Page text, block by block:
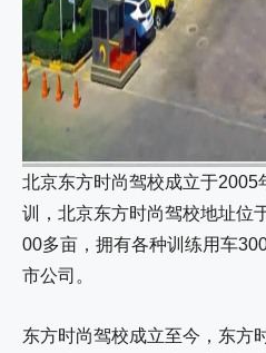
北京东方时尚驾校成立于2005
训，北京东方时尚驾校地址位
00多亩，拥有各种训练用车
市公司。
东方时尚驾校成立至今，东方